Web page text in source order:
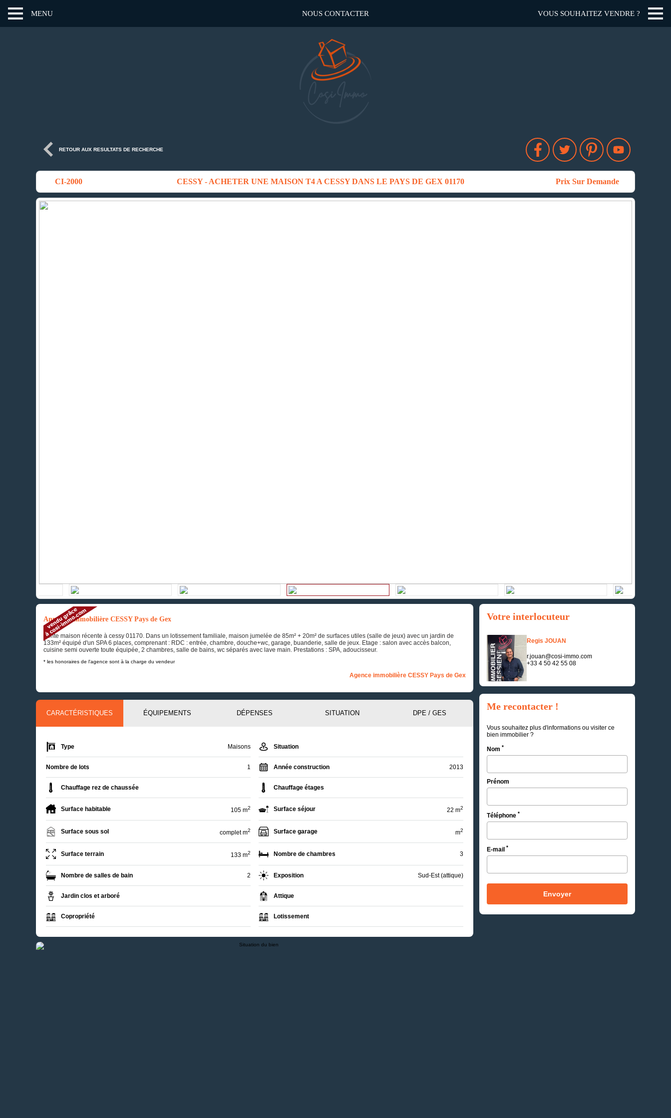
MENU NOUS CONTACTER VOUS SOUHAITEZ VENDRE ?
RETOUR AUX RESULTATS DE RECHERCHE
CI-2000 CESSY - ACHETER UNE MAISON T4 A CESSY DANS LE PAYS DE GEX 01170 Prix Sur Demande
Annonce immobilière CESSY Pays de Gex
Vente maison récente à cessy 01170. Dans un lotissement familiale, maison jumelée de 85m² + 20m² de surfaces utiles (salle de jeux) avec un jardin de
133m² équipé d'un SPA 6 places, comprenant : RDC : entrée, chambre, douche+wc, garage, buanderie, salle de jeux. Etage : salon avec accès balcon,
cuisine semi ouverte toute équipée, 2 chambres, salle de bains, wc séparés avec lave main. Prestations : SPA, adoucisseur.
* les honoraires de l'agence sont à la charge du vendeur
Agence immobilière CESSY Pays de Gex
CARACTÉRISTIQUES ÉQUIPEMENTS DÉPENSES SITUATION DPE / GES
Type Maisons Situation
Nombre de lots 1 Année construction 2013
Chauffage rez de chaussée Chauffage étages
Surface habitable 105 m2 Surface séjour 22 m2
Surface sous sol complet m2 Surface garage m2
Surface terrain 133 m2 Nombre de chambres 3
Nombre de salles de bain 2 Exposition Sud-Est (attique)
Jardin clos et arboré Attique
Copropriété Lotissement
Votre interlocuteur
Regis JOUAN
r.jouan@cosi-immo.com
+33 4 50 42 55 08
Me recontacter !
Vous souhaitez plus d'informations ou visiter ce
bien immobilier ?
Nom *
Prénom
Téléphone *
E-mail *
Envoyer